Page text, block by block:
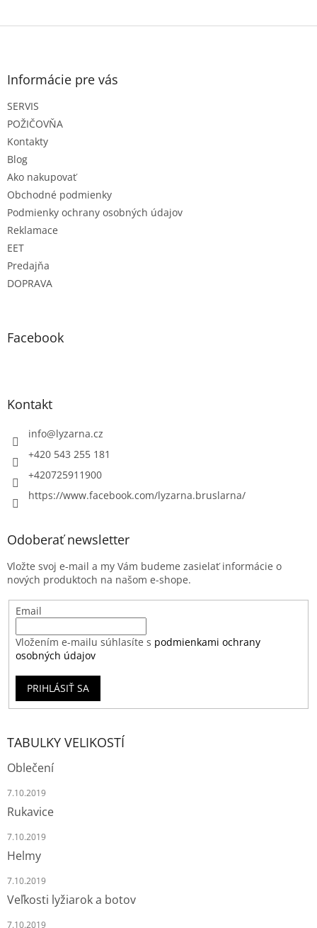
Z
Informácie pre vás
SERVIS
POŽIČOVŇA
Kontakty
Blog
Ako nakupovať
Obchodné podmienky
Podmienky ochrany osobných údajov
Reklamace
EET
Predajňa
DOPRAVA
Facebook
Kontakt
info@lyzarna.cz
+420 543 255 181
+420725911900
https://www.facebook.com/lyzarna.bruslarna/
Odoberať newsletter
Vložte svoj e-mail a my Vám budeme zasielať informácie o
nových produktoch na našom e-shope.
Email
Vložením e-mailu súhlasíte s podmienkami ochrany
osobných údajov
PRIHLÁSIŤ SA
TABULKY VELIKOSTÍ
Oblečení
7.10.2019
Rukavice
7.10.2019
Helmy
7.10.2019
Veľkosti lyžiarok a botov
7.10.2019